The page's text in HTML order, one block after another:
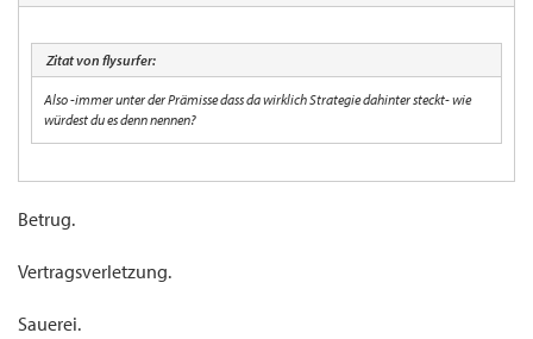
Zitat von flysurfer:
Also -immer unter der Prämisse dass da wirklich Strategie dahinter steckt- wie
würdest du es denn nennen?
Betrug.
Vertragsverletzung.
Sauerei.